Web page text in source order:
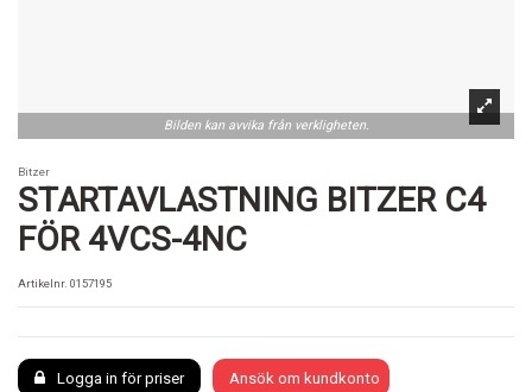
Bilden kan avvika från verkligheten.
Bitzer
STARTAVLASTNING BITZER C4
FÖR 4VCS-4NC
Artikelnr. 0157195
Logga in för priser Ansök om kundkonto